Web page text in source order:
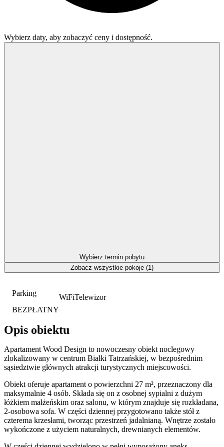
Parking
BEZPŁATNY
WiFiTelewizor
Opis obiektu
Apartament Wood Design to nowoczesny obiekt noclegowy
zlokalizowany w centrum Białki Tatrzańskiej, w bezpośrednim
sąsiedztwie głównych atrakcji turystycznych miejscowości.
Obiekt oferuje apartament o powierzchni 27 m², przeznaczony dla
maksymalnie 4 osób. Składa się on z osobnej sypialni z dużym
łóżkiem małżeńskim oraz salonu, w którym znajduje się rozkładana,
2-osobowa sofa. W części dziennej przygotowano także stół z
czterema krzesłami, tworząc przestrzeń jadalnianą. Wnętrze zostało
wykończone z użyciem naturalnych, drewnianych elementów.
Wybierz daty, aby zobaczyć ceny i dostępność.
Wybierz termin pobytu
Zobacz wszystkie pokoje (1)